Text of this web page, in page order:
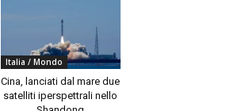
Italia / Mondo
Cina, lanciati dal mare due
satelliti iperspettrali nello